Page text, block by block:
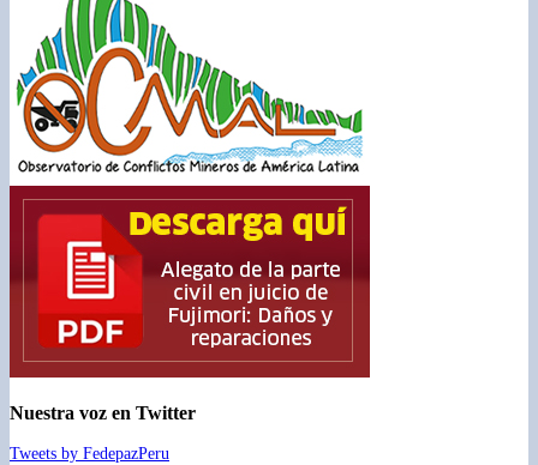
Nuestra voz en Twitter
Tweets by FedepazPeru